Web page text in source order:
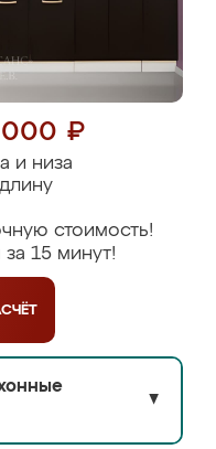
000 ₽
и низа
стоимость!
15 минут!
▼